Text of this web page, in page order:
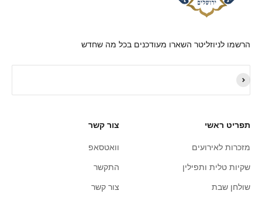
הרשמו לניוזליטר השארו מעודכנים בכל מה שחדש
תפריט ראשי
מזכרות לאירועים
שקיות טלית ותפילין
שולחן שבת
צור קשר
וואטסאפ
התקשר
צור קשר